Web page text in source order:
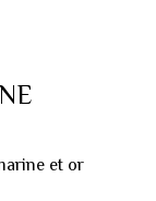
et or